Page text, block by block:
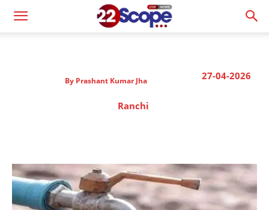
27-04-2026
By Prashant Kumar Jha
Ranchi